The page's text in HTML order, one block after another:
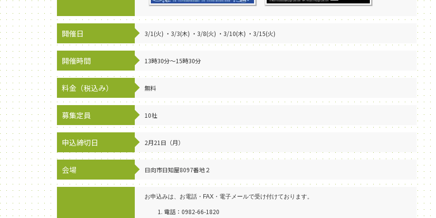
開催日 3/1(火) ・3/3(木) ・3/8(火) ・3/10(木) ・3/15(火)
開催時間 13時30分～15時30分
料金（税込み） 無料
募集定員 10社
申込締切日 2月21日（月）
会場 日向市日知屋8097番地２
お申込みは、お電話・FAX・電子メールで受け付けております。
電話：0982-66-1820